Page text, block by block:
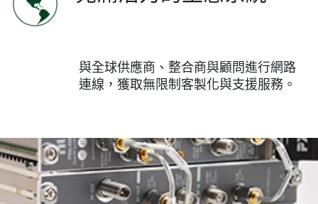
與全球供應商、整合商與顧問進行網路
連線，獲取無限制客製化與支援服務。